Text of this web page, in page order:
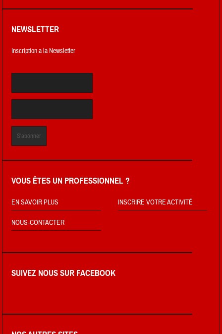
NEWSLETTER
Inscription a la Newsletter
VOUS ÊTES UN PROFESSIONNEL ?
EN SAVOIR PLUS INSCRIRE VOTRE ACTIVITÉ
NOUS-CONTACTER
SUIVEZ NOUS SUR FACEBOOK